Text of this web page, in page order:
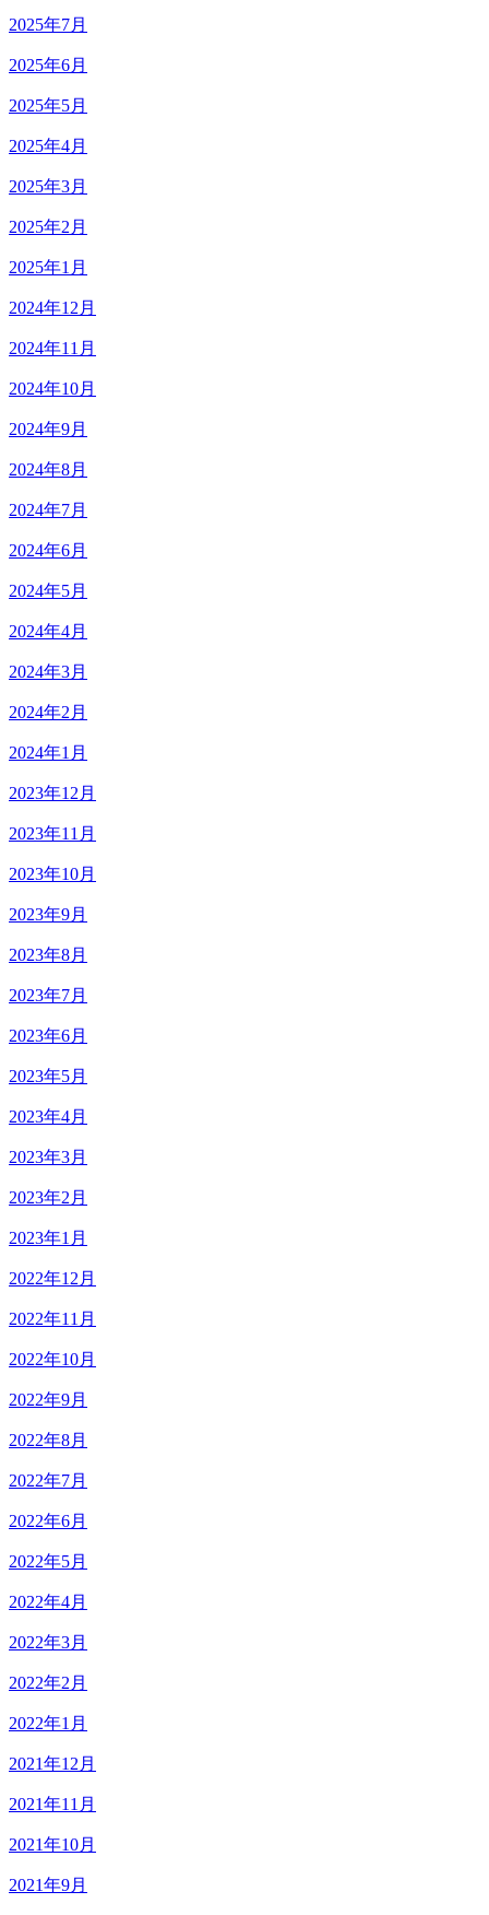
2025年7月
2025年6月
2025年5月
2025年4月
2025年3月
2025年2月
2025年1月
2024年12月
2024年11月
2024年10月
2024年9月
2024年8月
2024年7月
2024年6月
2024年5月
2024年4月
2024年3月
2024年2月
2024年1月
2023年12月
2023年11月
2023年10月
2023年9月
2023年8月
2023年7月
2023年6月
2023年5月
2023年4月
2023年3月
2023年2月
2023年1月
2022年12月
2022年11月
2022年10月
2022年9月
2022年8月
2022年7月
2022年6月
2022年5月
2022年4月
2022年3月
2022年2月
2022年1月
2021年12月
2021年11月
2021年10月
2021年9月